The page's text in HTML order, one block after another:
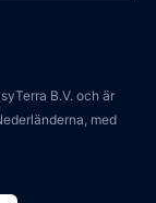
B.V. och är
med